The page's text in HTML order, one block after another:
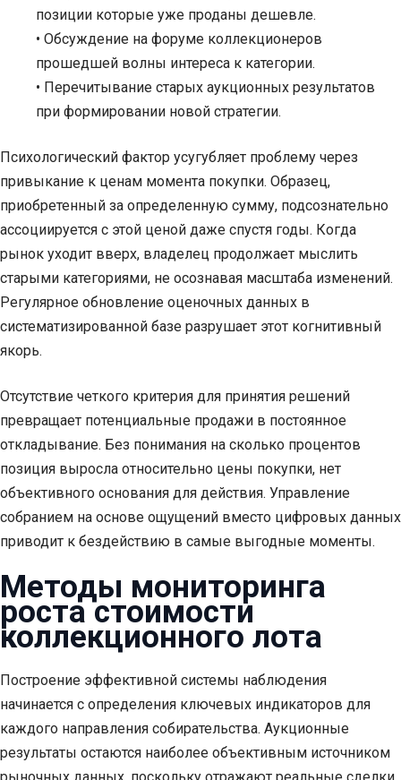
позиции которые уже проданы дешевле.
• Обсуждение на форуме коллекционеров
прошедшей волны интереса к категории.
• Перечитывание старых аукционных результатов
при формировании новой стратегии.
Психологический фактор усугубляет проблему через
привыкание к ценам момента покупки. Образец,
приобретенный за определенную сумму, подсознательно
ассоциируется с этой ценой даже спустя годы. Когда
рынок уходит вверх, владелец продолжает мыслить
старыми категориями, не осознавая масштаба изменений.
Регулярное обновление оценочных данных в
систематизированной базе разрушает этот когнитивный
якорь.
Отсутствие четкого критерия для принятия решений
превращает потенциальные продажи в постоянное
откладывание. Без понимания на сколько процентов
позиция выросла относительно цены покупки, нет
объективного основания для действия. Управление
собранием на основе ощущений вместо цифровых данных
приводит к бездействию в самые выгодные моменты.
Методы мониторинга
роста стоимости
коллекционного лота
Построение эффективной системы наблюдения
начинается с определения ключевых индикаторов для
каждого направления собирательства. Аукционные
результаты остаются наиболее объективным источником